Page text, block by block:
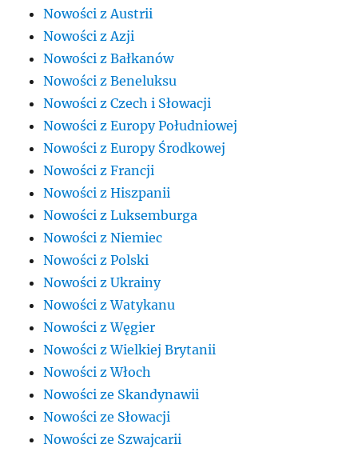
Nowości z Austrii
Nowości z Azji
Nowości z Bałkanów
Nowości z Beneluksu
Nowości z Czech i Słowacji
Nowości z Europy Południowej
Nowości z Europy Środkowej
Nowości z Francji
Nowości z Hiszpanii
Nowości z Luksemburga
Nowości z Niemiec
Nowości z Polski
Nowości z Ukrainy
Nowości z Watykanu
Nowości z Węgier
Nowości z Wielkiej Brytanii
Nowości z Włoch
Nowości ze Skandynawii
Nowości ze Słowacji
Nowości ze Szwajcarii